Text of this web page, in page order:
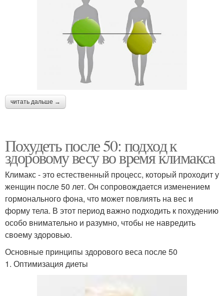
читать дальше →
Похудеть после 50: подход к
здоровому весу во время климакса
Климакс - это естественный процесс, который проходит у
женщин после 50 лет. Он сопровождается изменением
гормонального фона, что может повлиять на вес и
форму тела. В этот период важно подходить к похудению
особо внимательно и разумно, чтобы не навредить
своему здоровью.
Основные принципы здорового веса после 50
1. Оптимизация диеты